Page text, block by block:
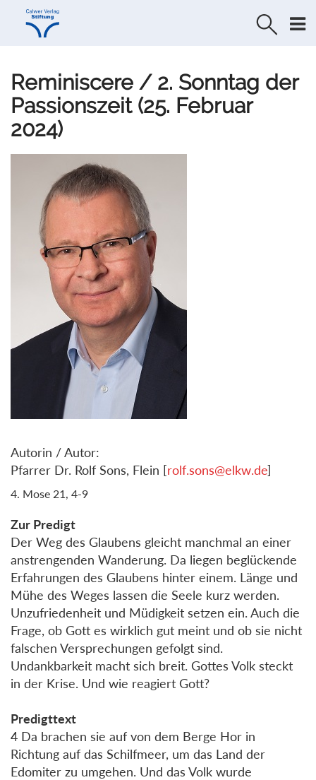
Direkt
Direkt
Reminiscere / 2. Sonntag der
Passionszeit (25. Februar
2024)
Autorin / Autor:
Pfarrer Dr. Rolf Sons, Flein [rolf.sons@elkw.de]
4. Mose 21, 4-9
Zur Predigt
Der Weg des Glaubens gleicht manchmal an einer
anstrengenden Wanderung. Da liegen beglückende
Erfahrungen des Glaubens hinter einem. Länge und
Mühe des Weges lassen die Seele kurz werden.
Unzufriedenheit und Müdigkeit setzen ein. Auch die
Frage, ob Gott es wirklich gut meint und ob sie nicht
falschen Versprechungen gefolgt sind.
Undankbarkeit macht sich breit. Gottes Volk steckt
in der Krise. Und wie reagiert Gott?
Predigttext
4 Da brachen sie auf von dem Berge Hor in
Richtung auf das Schilfmeer, um das Land der
Edomiter zu umgehen. Und das Volk wurde